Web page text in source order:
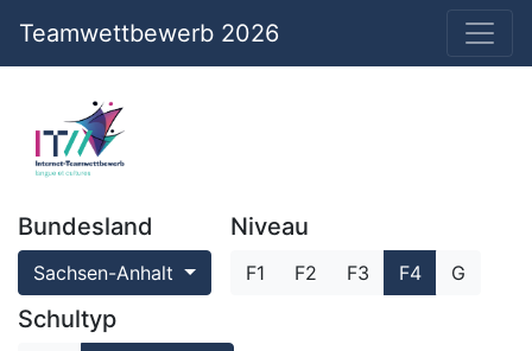
Teamwettbewerb 2026
Bundesland
Sachsen-Anhalt
Niveau
F1 F2 F3 F4 G
Schultyp